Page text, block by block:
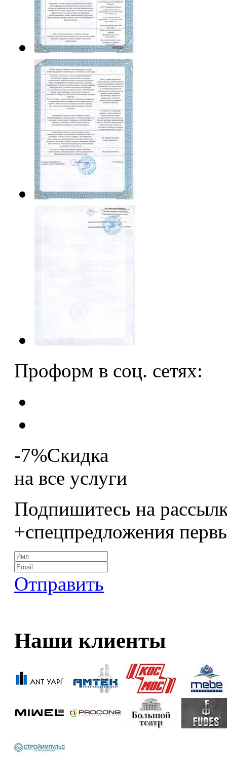
Проформ в соц. сетях:
-7%Скидка
на все услуги
Подпишитесь на
+спецпредложения
Отправить
Наши клиенты